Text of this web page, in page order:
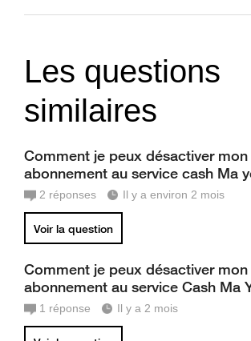
Les questions
similaires
Comment je peux désactiver mon
abonnement au service cash Ma
2 réponses Il y a environ 2 mois
Voir la question
Comment je peux désactiver mon
abonnement au service Cash Ma
1 réponse Il y a 2 mois